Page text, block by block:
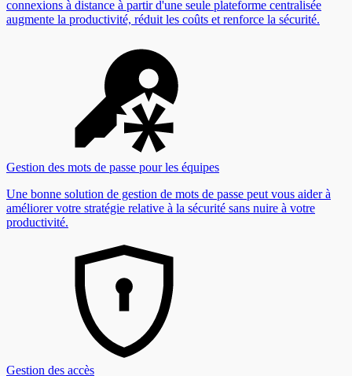
connexions à distance à partir d'une seule plateforme centralisée
augmente la productivité, réduit les coûts et renforce la sécurité.
Gestion des mots de passe pour les équipes
Une bonne solution de gestion de mots de passe peut vous aider à
améliorer votre stratégie relative à la sécurité sans nuire à votre
productivité.
Gestion des accès